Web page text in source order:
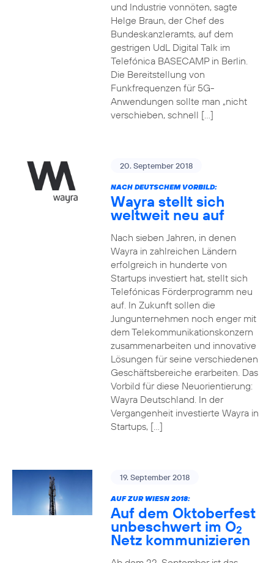
und Industrie vonnöten, sagte
Helge Braun, der Chef des
Bundeskanzleramts, auf dem
gestrigen UdL Digital Talk im
Telefónica BASECAMP in Berlin.
Die Bereitstellung von
Funkfrequenzen für 5G-
Anwendungen sollte man „nicht
verschieben, schnell […]
20. September 2018
NACH DEUTSCHEM VORBILD:
Wayra stellt sich
weltweit neu auf
Nach sieben Jahren, in denen
Wayra in zahlreichen Ländern
erfolgreich in hunderte von
Startups investiert hat, stellt sich
Telefónicas Förderprogramm neu
auf. In Zukunft sollen die
Jungunternehmen noch enger mit
dem Telekommunikationskonzern
zusammenarbeiten und innovative
Lösungen für seine verschiedenen
Geschäftsbereiche erarbeiten. Das
Vorbild für diese Neuorientierung:
Wayra Deutschland. In der
Vergangenheit investierte Wayra in
Startups, […]
19. September 2018
AUF ZUR WIESN 2018:
Auf dem Oktoberfest
unbeschwert im O2
Netz kommunizieren